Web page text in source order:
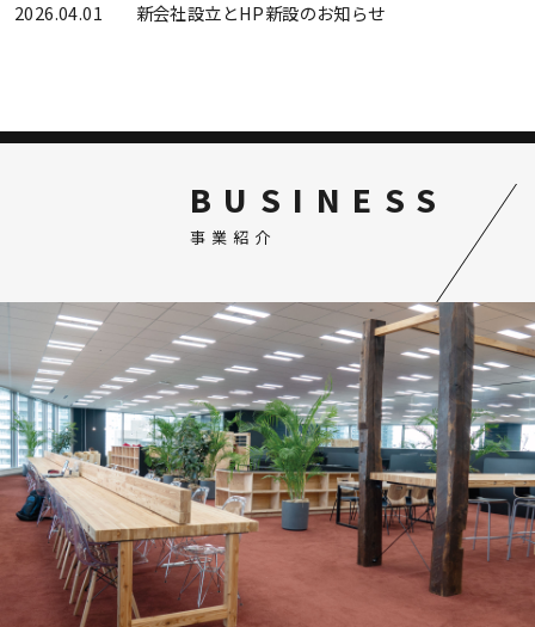
2026.04.01 新会社設立とHP新設のお知らせ
BUSINESS
事業紹介